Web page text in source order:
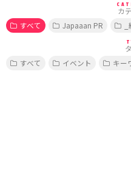
カ
すべて
Japaaan PR
すべて
イベント キー